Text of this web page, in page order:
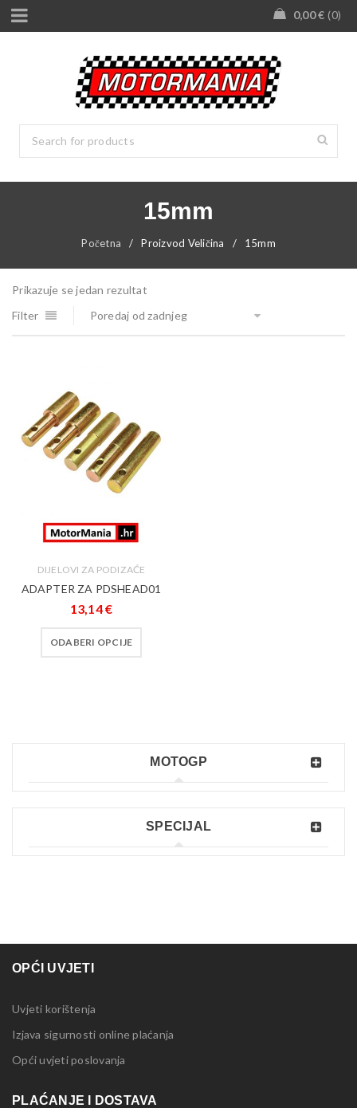
0,00€ 0
15mm
Početna / Proizvod Veličina / 15mm
MOTOGP
SPECIJAL
Prikazuje se jedan rezultat
Filter
Poredaj od zadnjeg
DIJELOVI ZA PODIZAĆE
ADAPTER ZA PDSHEAD01
13,14€
ODABERI OPCIJE
OPĆI UVJETI
Uvjeti korištenja
Izjava sigurnosti online plaćanja
Opći uvjeti poslovanja
PLAĆANJE I DOSTAVA